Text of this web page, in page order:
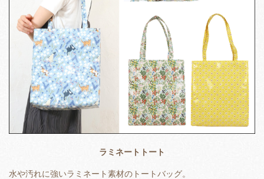
ラミネートトート
水や汚れに強いラミネート素材のトートバッグ。